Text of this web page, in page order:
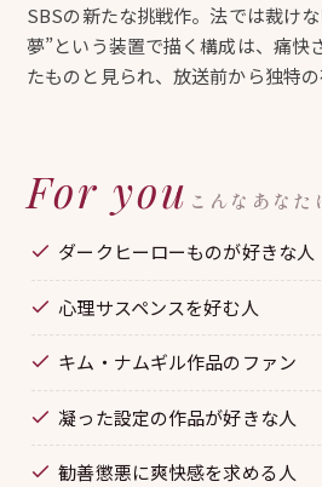
SBSの新たな挑戦作。法では裁け
夢”という装置で描く構成は、痛快
たものと見られ、放送前から独特の
For you こんなあなた
ダークヒーローものが好きな人
心理サスペンスを好む人
キム・ナムギル作品のファン
凝った設定の作品が好きな人
勧善懲悪に爽快感を求める人